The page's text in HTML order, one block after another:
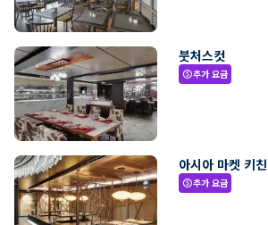
붓처스컷
paid추가 요금
아시아 마켓 키친
paid추가 요금